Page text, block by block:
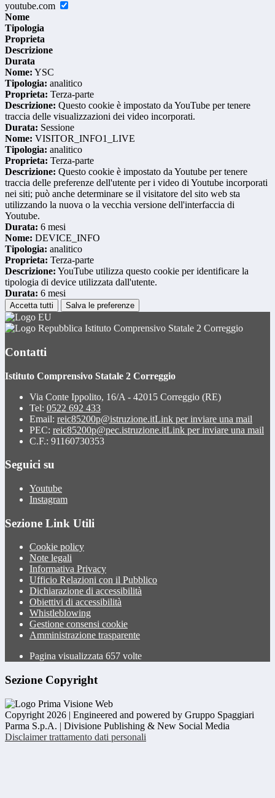
youtube.com
Nome
Tipologia
Proprieta
Descrizione
Durata
Nome: YSC
Tipologia: analitico
Proprieta: Terza-parte
Descrizione: Questo cookie è impostato da YouTube per tenere
traccia delle visualizzazioni dei video incorporati.
Durata: Sessione
Nome: VISITOR_INFO1_LIVE
Tipologia: analitico
Proprieta: Terza-parte
Descrizione: Questo cookie è impostato da Youtube per tenere
traccia delle preferenze dell'utente per i video di Youtube incorporati
nei siti; può anche determinare se il visitatore del sito web sta
utilizzando la nuova o la vecchia versione dell'interfaccia di
Youtube.
Durata: 6 mesi
Nome: DEVICE_INFO
Tipologia: analitico
Proprieta: Terza-parte
Descrizione: YouTube utilizza questo cookie per identificare la
tipologia di device utilizzata dall'utente.
Durata: 6 mesi
Accetta tutti Salva le preferenze
Istituto Comprensivo Statale 2 Correggio
Contatti
Istituto Comprensivo Statale 2 Correggio
Via Conte Ippolito, 16/A - 42015 Correggio (RE)
Tel: 0522 692 433
Email: reic85200p@istruzione.itLink per inviare una mail
PEC: reic85200p@pec.istruzione.itLink per inviare una mail
C.F.: 91160730353
Seguici su
Youtube
Instagram
Sezione Link Utili
Cookie policy
Note legali
Informativa Privacy
Ufficio Relazioni con il Pubblico
Dichiarazione di accessibilità
Obiettivi di accessibilità
Whistleblowing
Gestione consensi cookie
Amministrazione trasparente
Pagina visualizzata 657 volte
Sezione Copyright
Copyright 2026 | Engineered and powered by Gruppo Spaggiari
Parma S.p.A. | Divisione Publishing & New Social Media
Disclaimer trattamento dati personali